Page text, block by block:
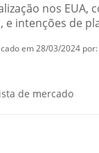
nos
e intenções de
em 28/03/2024 por:
de mercado